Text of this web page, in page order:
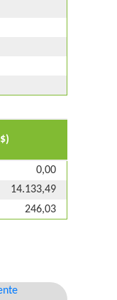
0,00
14.133,49
246,03